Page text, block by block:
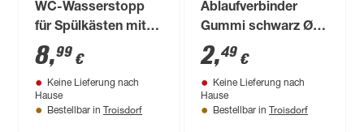
WC-Wasserstopp
für Spülkästen mit
seitlicher Spültaste
8,99 €
Keine Lieferung nach
Hause
Bestellbar in Troisdorf
Ablaufverbinder
Gummi schwarz Ø
46 x 30 mm
2,49 €
Keine Lieferung nach
Hause
Bestellbar in Troisdorf